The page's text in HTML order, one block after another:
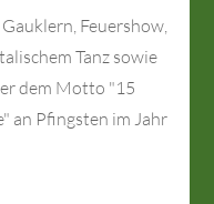
Feuershow,
Tanz sowie
dem Motto "15
an Pfingsten im Jahr